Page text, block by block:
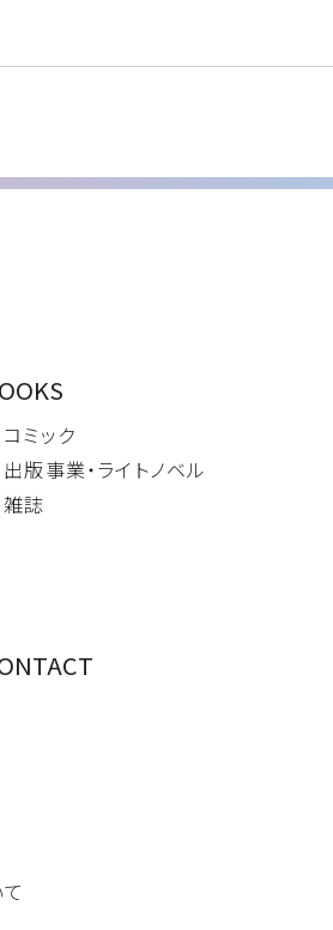
コミック
出版事業・ライトノベル
雑誌